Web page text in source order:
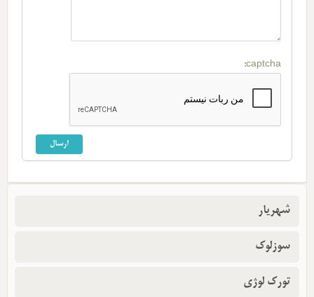
captcha:
شهریار
سوزلوک
تورک لوژی